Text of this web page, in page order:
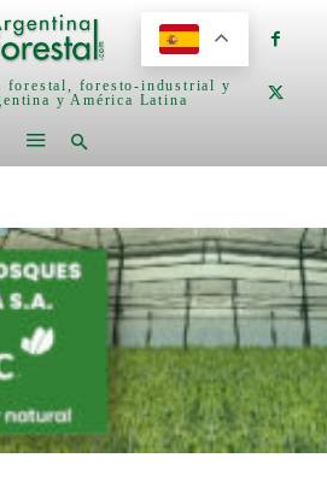
forestal, foresto-industrial y
y América Latina